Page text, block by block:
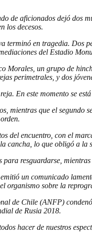
de aficionados dejó dos
los decesos.
terminó en tragedia. Dos
del Estadio
Morales, un grupo de
perimetrales, y dos
En este momento se
mientras que el
del encuentro, con el
lo que obligó a la
resguardarse,
un comunicado
organismo sobre la
de Chile (ANFP)
de Rusia 2018.
hacer de nuestros